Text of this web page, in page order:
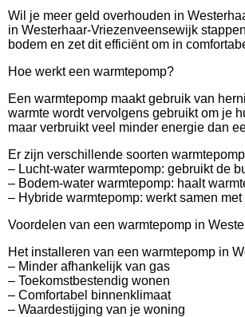
Wil je meer geld overhouden in
in Westerhaar-Vriezenveensewijk
bodem en zet dit efficiënt om in
Hoe werkt een warmtepomp?
Een warmtepomp maakt gebruik van
warmte wordt vervolgens gebruikt om je
maar verbruikt veel minder energie dan
Er zijn verschillende soorten
– Lucht-water warmtepomp: gebruikt de
– Bodem-water warmtepomp: haalt
– Hybride warmtepomp: werkt samen
Voordelen van een warmtepomp in
Het installeren van een warmtepomp in
– Minder afhankelijk van gas
– Toekomstbestendig wonen
– Comfortabel binnenklimaat
– Waardestijging van je woning